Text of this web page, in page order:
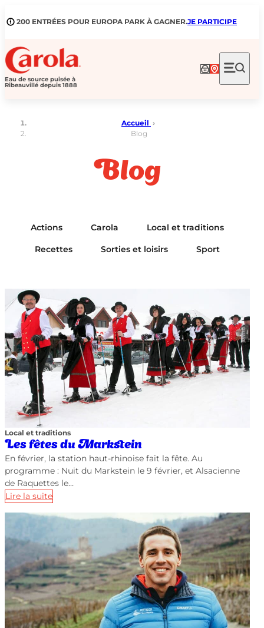
au 200 ENTRÉES POUR EUROPA PARK À GAGNER.JE PARTICIPE
Eau de source puisée à
Ribeauvillé depuis 1888
Accueil ›
Blog
Blog
Actions Carola Local et traditions
Recettes Sorties et loisirs Sport
Local et traditions
Les fêtes du Markstein
En février, la station haut-rhinoise fait la fête. Au
programme : Nuit du Markstein le 9 février, et Alsacienne
de Raquettes le…
Lire la suite